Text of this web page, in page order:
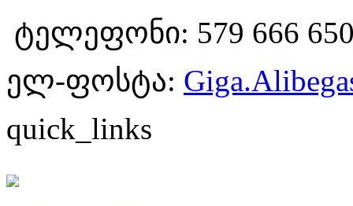
ტელეფონი: 579 666
ელ-ფოსტა:
quick_links